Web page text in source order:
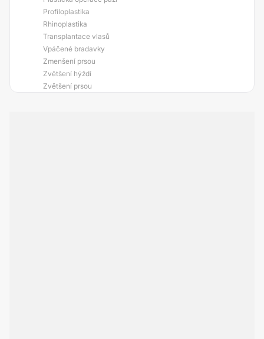
Profiloplastika
Rhinoplastika
Transplantace vlasů
Vpáčené bradavky
Zmenšení prsou
Zvětšení hýždí
Zvětšení prsou